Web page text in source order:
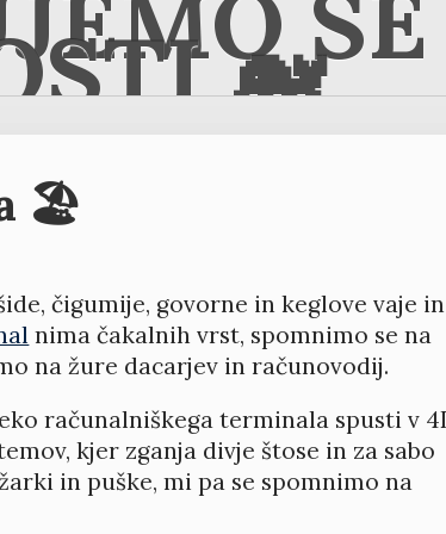
🐋
🏖️
čigumije, govorne in keglove vaje in
nima čakalnih vrst, spomnimo se na
na žure dacarjev in računovodij.
računalniškega terminala spusti v
kjer zganja divje štose in za sabo
in puške, mi pa se spomnimo na